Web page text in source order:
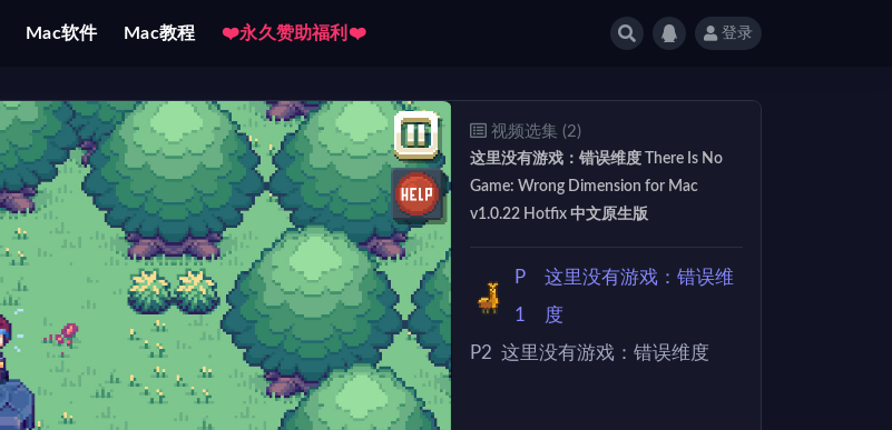
Mac软件 Mac教程 ❤️永久赞助福利❤️ 登录
视频选集 (2)
这里没有游戏：错误维度 There Is No
Game: Wrong Dimension for Mac
v1.0.22 Hotfix 中文原生版
P
1
这里没有游戏：错误维
度
P2 这里没有游戏：错误维度